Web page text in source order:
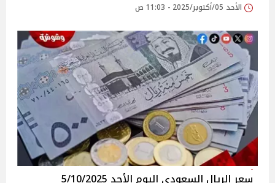
الأحد 05/أكتوبر/2025 - 11:03 ص
سعر الريال السعودى اليوم الأحد 5/10/2025